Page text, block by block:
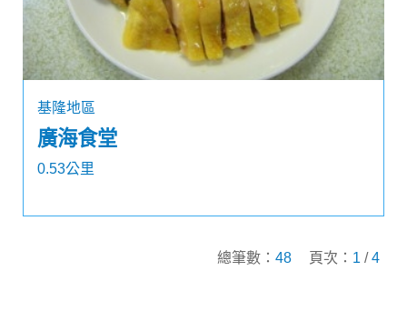
基隆地區
廣海食堂
0.53公里
總筆數： 48 頁次： 1 /4